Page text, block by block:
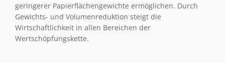
geringerer Papierflächengewichte ermöglichen. Durch
Gewichts- und Volumenreduktion steigt die
Wirtschaftlichkeit in allen Bereichen der
Wertschöpfungskette.